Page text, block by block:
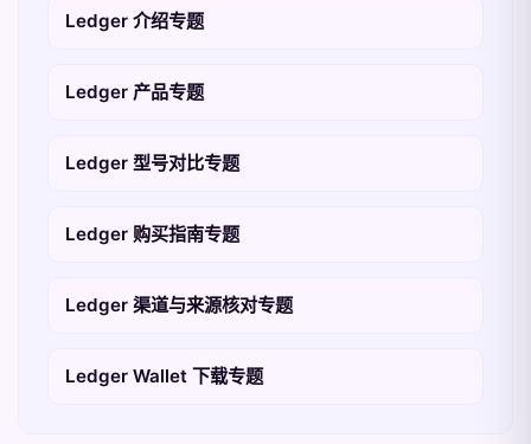
Ledger 介绍专题
Ledger 产品专题
Ledger 型号对比专题
Ledger 购买指南专题
Ledger 渠道与来源核对专题
Ledger Wallet 下载专题